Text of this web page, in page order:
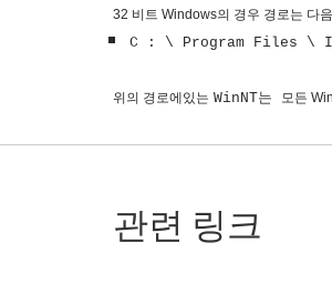
32 비트 Windows의 경우 경로는 다
C : \ Program Files \
위의 경로에있는 WinNT는 모든
관련 링크